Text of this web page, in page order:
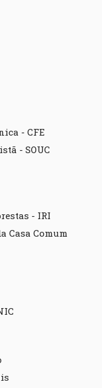
- CFE
- SOUC
- IRI
Casa Comum